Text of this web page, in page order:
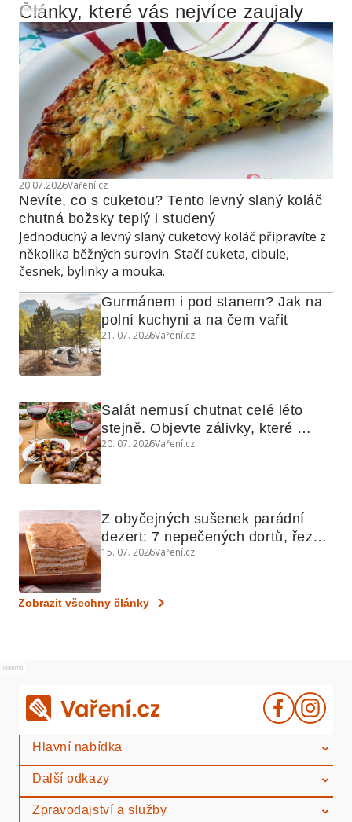
Reklama
Články, které vás nejvíce zaujaly
20.07.2026Vaření.cz
Nevíte, co s cuketou? Tento levný slaný koláč
chutná božsky teplý i studený
Jednoduchý a levný slaný cuketový koláč připravíte z
několika běžných surovin. Stačí cuketa, cibule,
česnek, bylinky a mouka.
Gurmánem i pod stanem? Jak na
polní kuchyni a na čem vařit
21. 07. 2026Vaření.cz
Salát nemusí chutnat celé léto
stejně. Objevte zálivky, které
využijete i na maso, nudle nebo
20. 07. 2026Vaření.cz
Z obyčejných sušenek parádní
dezert: 7 nepečených dortů, řezů
a koláčů
15. 07. 2026Vaření.cz
Zobrazit všechny články
Reklama
Hlavní nabídka
Další odkazy
Zpravodajství a služby